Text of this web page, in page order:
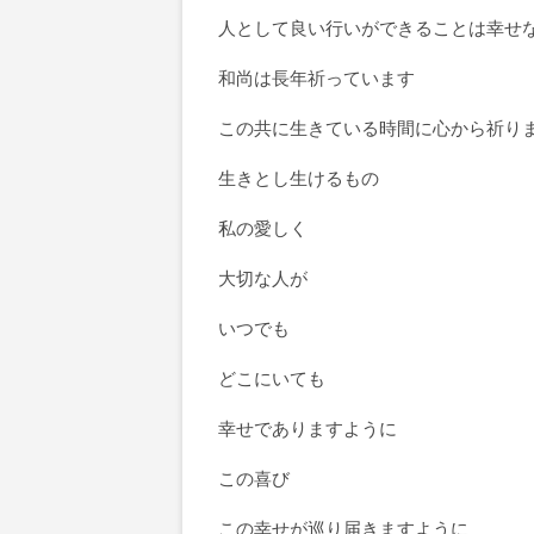
人として良い行いができることは幸せ
和尚は長年祈っています
この共に生きている時間に心から祈り
生きとし生けるもの
私の愛しく
大切な人が
いつでも
どこにいても
幸せでありますように
この喜び
この幸せが巡り届きますように